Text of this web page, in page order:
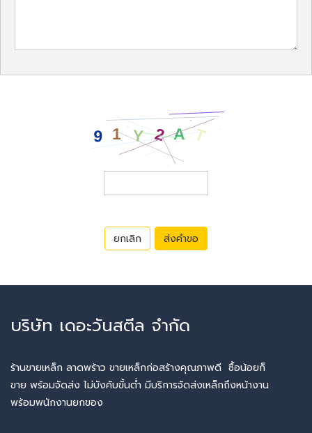
ยกเลิก ส่งคำขอ
บริษัท เดอะวันสตีล จำกัด
ร้านขายเหล็ก ลาดพร้าว ขายเหล็กก่อสร้างคุณภาพดี ซื้อน้อยก็
ขาย พร้อมจัดส่ง ไม่บังคับขั้นต่ำ มีบริการจัดส่งเหล็กถึงหน้างาน
พร้อมพนักงานยกของ